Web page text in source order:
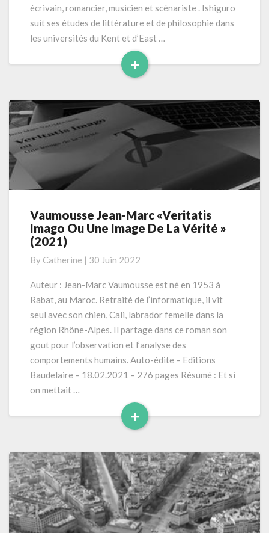
écrivain, romancier, musicien et scénariste . Ishiguro
suit ses études de littérature et de philosophie dans
les universités du Kent et d’East …
+
Read
Vaumousse
Jean-
Marc
Imago
Ou
Image
De
La
Vérité
»
(2021)
Vaumousse Jean-Marc «Veritatis
Imago Ou Une Image De La Vérité »
(2021)
By Catherine | 30 Juin 2022
Auteur : Jean-Marc Vaumousse est né en 1953 à
Rabat, au Maroc. Retraité de l’informatique, il vit
seul avec son chien, Cali, labrador femelle dans la
région Rhône-Alpes. Il partage dans ce roman son
gout pour l’observation et l’analyse des
comportements humains. Auto-édite – Editions
Baudelaire – 18.02.2021 – 276 pages Résumé : Et si
on mettait …
+
Read